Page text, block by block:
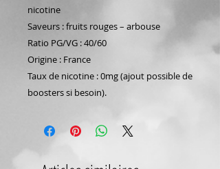
nicotine
Saveurs : fruits rouges – arbouse
Ratio PG/VG : 40/60
Origine : France
Taux de nicotine : 0mg (ajout possible de
boosters si besoin).